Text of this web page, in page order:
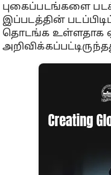
புகைப்படங்களை
இப்படத்தின்
தொடங்க உள்ளதாக